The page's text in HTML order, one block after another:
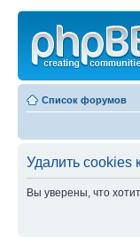
Список форумов
Удалить cookies
Вы уверены, что